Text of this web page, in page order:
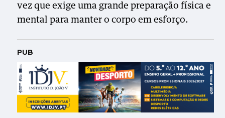
vez que exige uma grande preparação física e
mental para manter o corpo em esforço.
PUB